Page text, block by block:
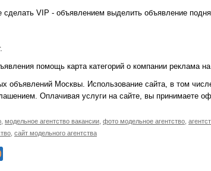
VIP - объявлением выделить объявление
помощь карта категорий о компании реклама
объявлений Москвы. Использование сайта, в том
Оплачивая услуги на сайте, вы принимаете
модельное агентство вакансии фото модельное агентство
сайт модельного агентства